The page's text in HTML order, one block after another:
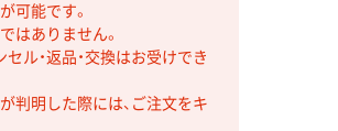
可能です。
はありません。
ル・返品・交換はお受けでき
判明した際には、ご注文をキ